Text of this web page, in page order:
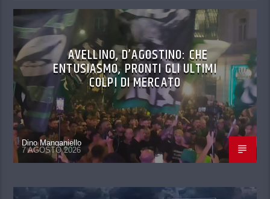
AVELLINO, D’AGOSTINO: CHE
ENTUSIASMO, PRONTI GLI ULTIMI
COLPI DI MERCATO
Dino Manganiello
7 AGOSTO 2026